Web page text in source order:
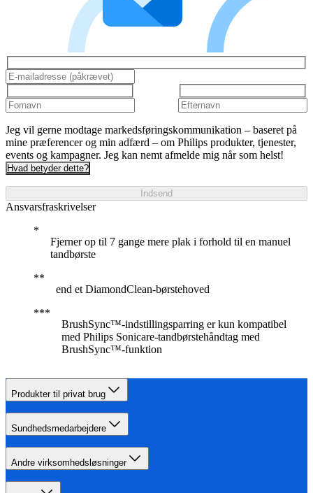
Jeg vil gerne modtage markedsføringskommunikation – baseret på
mine præferencer og min adfærd – om Philips produkter, tjenester,
events og kampagner. Jeg kan nemt afmelde mig når som helst!
Hvad betyder dette?
Indsend
Ansvarsfraskrivelser
Fjerner op til 7 gange mere plak i forhold til en manuel
tandbørste
end et DiamondClean-børstehoved
BrushSync™-indstillingsparring er kun kompatibel
med Philips Sonicare-tandbørstehåndtag med
BrushSync™-funktion
Produkter til privat brug
Sundhedsmedarbejdere
Andre virksomhedsløsninger